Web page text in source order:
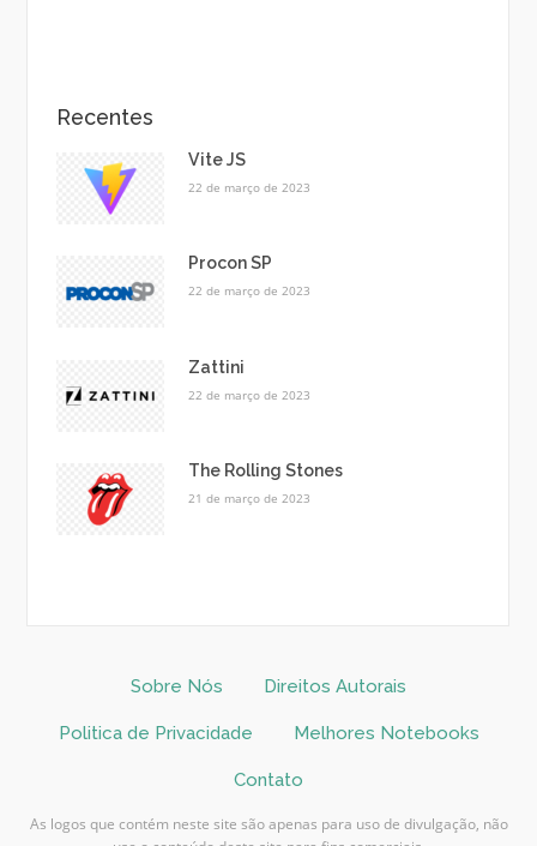
Recentes
Vite JS
22 de março de 2023
Procon SP
22 de março de 2023
Zattini
22 de março de 2023
The Rolling Stones
21 de março de 2023
Sobre Nós Direitos Autorais
Politica de Privacidade Melhores Notebooks
Contato
As logos que contém neste site são apenas para uso de divulgação, não